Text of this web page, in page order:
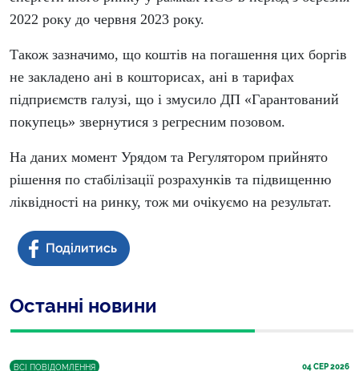
2022 року до червня 2023 року.
Також зазначимо, що коштів на погашення цих боргів
не закладено ані в кошторисах, ані в тарифах
підприємств галузі, що і змусило ДП «Гарантований
покупець» звернутися з регресним позовом.
На даних момент Урядом та Регулятором прийнято
рішення по стабілізації розрахунків та підвищенню
ліквідності на ринку, тож ми очікуємо на результат.
Останні новини
ВСІ ПОВІДОМЛЕННЯ 04 СЕР 2026